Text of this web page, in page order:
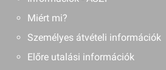
Miért mi?
Személyes átvételi információk
Előre utalási információk